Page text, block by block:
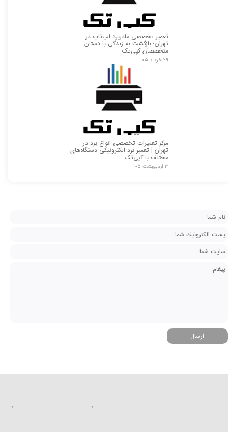
تعمیر تخصصی مادربرد لپ‌تاپ در
تهران؛ بازگشت به زندگی با دستان
متخصصان کپی‌تک
۲۹ خرداد ۰۵
مرکز تعمیرات تخصصی انواع برد در
تهران | تعمیر برد الکترونیکی دستگاه‌های
مختلف با کپی‌تک
۲۱ اردیبهشت ۰۵
ارسال